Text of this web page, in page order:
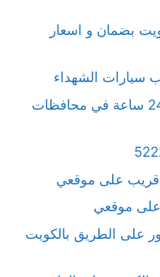
بضمان و اسعار
سيارات الشهداء
برمجة رسيفر و توصيل ريموت 24 ساعة في محافظات
قريب على موقعي
موقعي
على الطريق بالكويت